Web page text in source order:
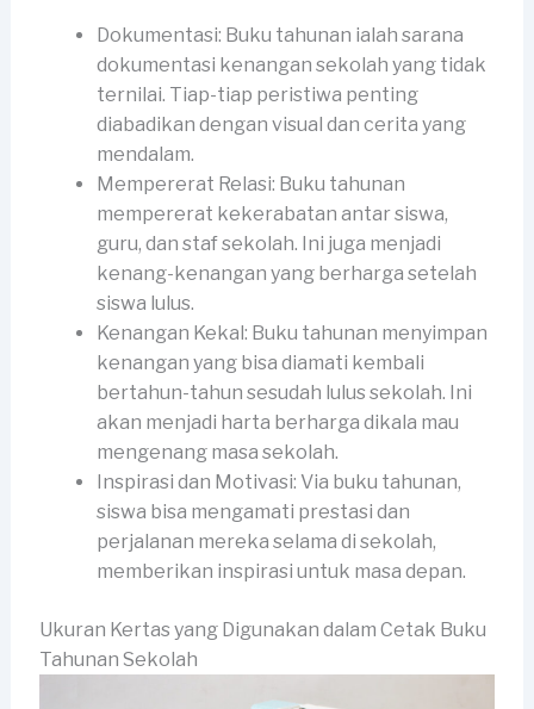
Dokumentasi: Buku tahunan ialah sarana
dokumentasi kenangan sekolah yang tidak
ternilai. Tiap-tiap peristiwa penting
diabadikan dengan visual dan cerita yang
mendalam.
Mempererat Relasi: Buku tahunan
mempererat kekerabatan antar siswa,
guru, dan staf sekolah. Ini juga menjadi
kenang-kenangan yang berharga setelah
siswa lulus.
Kenangan Kekal: Buku tahunan menyimpan
kenangan yang bisa diamati kembali
bertahun-tahun sesudah lulus sekolah. Ini
akan menjadi harta berharga dikala mau
mengenang masa sekolah.
Inspirasi dan Motivasi: Via buku tahunan,
siswa bisa mengamati prestasi dan
perjalanan mereka selama di sekolah,
memberikan inspirasi untuk masa depan.
Ukuran Kertas yang Digunakan dalam Cetak Buku
Tahunan Sekolah